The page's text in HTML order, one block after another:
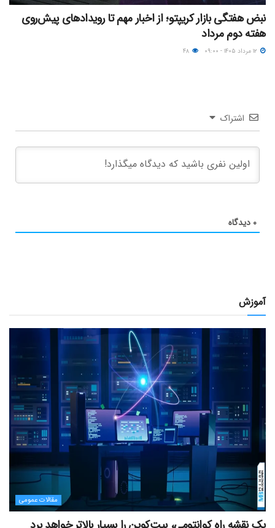
نبض هفتگی بازار کریپتو؛ از اخبار مهم تا رویدادهای پیش‌روی
هفته دوم مرداد
اشتراک
۰ دیدگاه
آموزش
مقالات عمومی